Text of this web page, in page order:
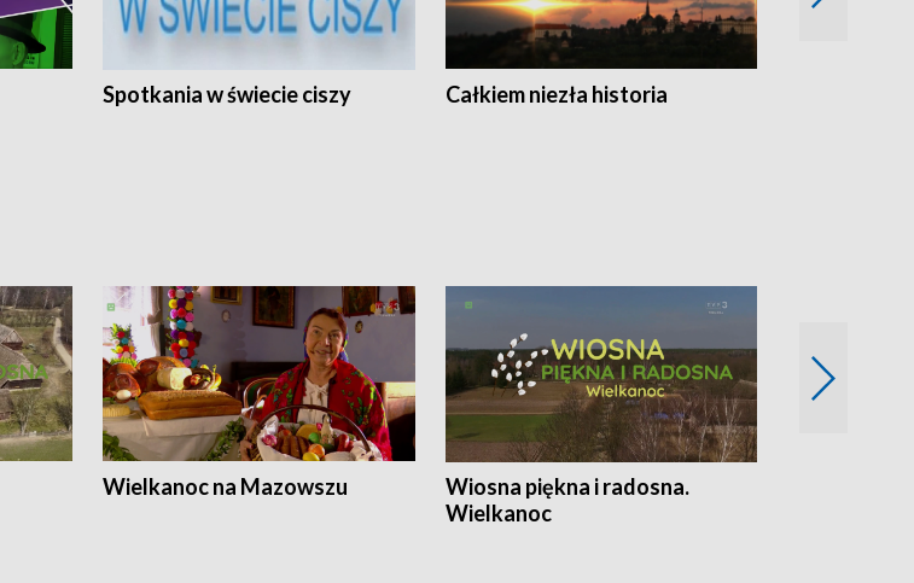
Spotkania w świecie ciszy Całkiem niezła historia
Wielkanoc na Mazowszu
Wiosna piękna i radosna.
Wielkanoc